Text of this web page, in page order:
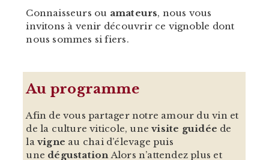
Connaisseurs ou amateurs, nous vous
invitons à venir découvrir ce vignoble dont
nous sommes si fiers.
Au programme
Afin de vous partager notre amour du vin et
de la culture viticole, une visite guidée de
la vigne au chai d’élevage puis
une dégustationAlors n’attendez plus et